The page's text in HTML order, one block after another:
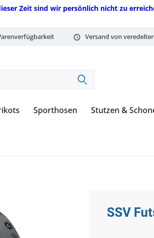
Zeit sind wir persönlich nicht zu
Versand von
Sporthosen Stutzen &
SSV